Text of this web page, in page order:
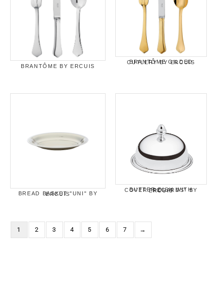
BRANTÔME BY ERCUIS
BRANTÔME GILDED CUTLERY BY ERCUIS
BREAD BASKET "UNI" BY ERCUIS
BUTTER DISH WITH COVER "REGARDS" BY ERCUIS
1 2 3 4 5 6 7 →